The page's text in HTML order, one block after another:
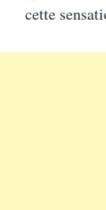
cette